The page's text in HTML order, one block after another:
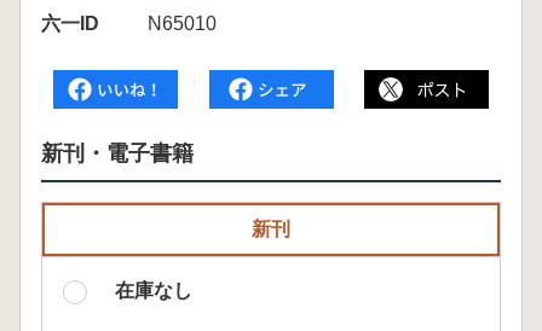
六一ID
N65010
新刊・電子書籍
新刊
在庫なし